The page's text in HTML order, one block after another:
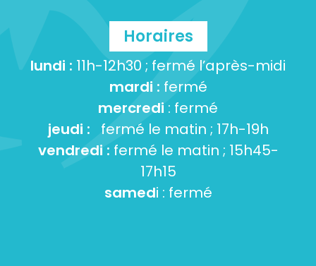
Horaires
lundi : 11h-12h30 ; fermé l’après-midi
mardi : fermé
mercredi : fermé
jeudi : fermé le matin ; 17h-19h
vendredi : fermé le matin ; 15h45-
17h15
samedi : fermé